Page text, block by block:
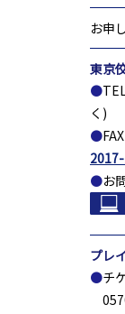
お申
東京
く)
お
プレ
チ